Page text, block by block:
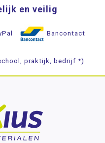
en veilig
Bancontact
praktijk, bedrijf *)